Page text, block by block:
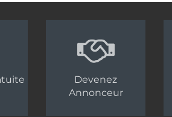
Devenez
Annonceur